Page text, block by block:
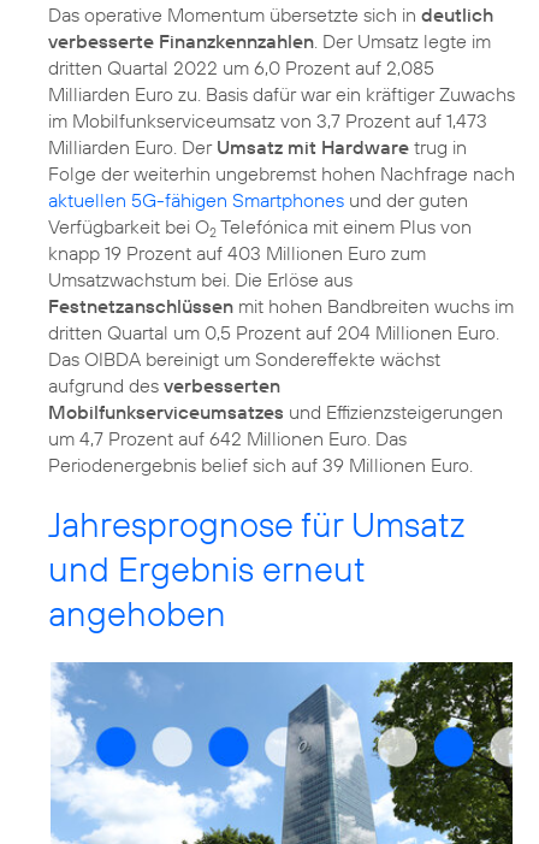
Das operative Momentum übersetzte sich in deutlich
verbesserte Finanzkennzahlen . Der Umsatz legte im
dritten Quartal 2022 um 6,0 Prozent auf 2,085
Milliarden Euro zu. Basis dafür war ein kräftiger Zuwachs
im Mobilfunkserviceumsatz von 3,7 Prozent auf 1,473
Milliarden Euro. Der Umsatz mit Hardware trug in
Folge der weiterhin ungebremst hohen Nachfrage nach
aktuellen 5G-fähigen Smartphones und der guten
Verfügbarkeit bei O2 Telefónica mit einem Plus von
knapp 19 Prozent auf 403 Millionen Euro zum
Umsatzwachstum bei. Die Erlöse aus
Festnetzanschlüssen mit hohen Bandbreiten wuchs im
dritten Quartal um 0,5 Prozent auf 204 Millionen Euro.
Das OIBDA bereinigt um Sondereffekte wächst
aufgrund des verbesserten
Mobilfunkserviceumsatzes und Effizienzsteigerungen
um 4,7 Prozent auf 642 Millionen Euro. Das
Periodenergebnis belief sich auf 39 Millionen Euro.
Jahresprognose für Umsatz
und Ergebnis erneut
angehoben